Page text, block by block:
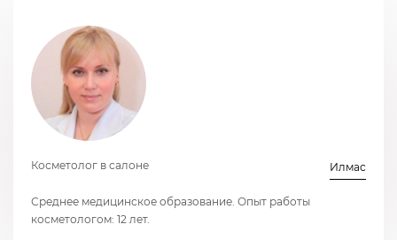
Косметолог в салоне Илмас
Среднее медицинское образование. Опыт работы
косметологом: 12 лет.